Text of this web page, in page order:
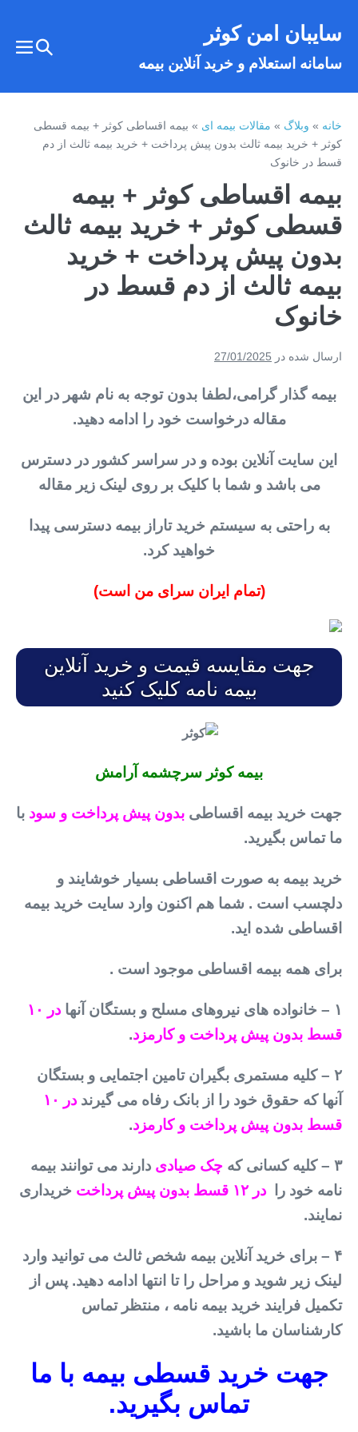
سایبان امن کوثر
سامانه استعلام و خرید آنلاین بیمه
تغییر
خانه»وبلاگ»مقالات بیمه ای»بیمه اقساطی کوثر + بیمه قسطی
کوثر + خرید بیمه ثالث بدون پیش پرداخت + خرید بیمه ثالث از دم
قسط در خانوک
بیمه اقساطی کوثر + بیمه
قسطی کوثر + خرید بیمه ثالث
بدون پیش پرداخت + خرید
بیمه ثالث از دم قسط در
خانوک
ارسال شده در 27/01/2025
بیمه گذار گرامی،لطفا بدون توجه به نام شهر در این
مقاله درخواست خود را ادامه دهید.
این سایت آنلاین بوده و در سراسر کشور در دسترس
می باشد و شما با کلیک بر روی لینک زیر مقاله
به راحتی به سیستم خرید تاراز بیمه دسترسی پیدا
خواهید کرد.
(تمام ایران سرای من است)
جهت مقایسه قیمت و خرید آنلاین
بیمه نامه کلیک کنید
بیمه کوثر سرچشمه آرامش
جهت خرید بیمه اقساطی بدون پیش پرداخت و سودبا
ما تماس بگیرید.
خرید بیمه به صورت اقساطی بسیار خوشایند و
دلچسب است . شما هم اکنون وارد سایت خرید بیمه
اقساطی شده اید.
برای همه بیمه اقساطی موجود است .
۱ – خانواده های نیروهای مسلح و بستگان آنها
در ۱۰
قسط بدون پیش پرداخت و کارمزد.
۲ – کلیه مستمری بگیران تامین اجتمایی و بستگان
آنها که حقوق خود را از بانک رفاه می گیرند
در ۱۰
قسط بدون پیش پرداخت و کارمزد.
۳ – کلیه کسانی که چک صیادیدارند می توانند بیمه
نامه خود را
در ۱۲ قسط بدون پیش پرداخت
خریداری
نمایند.
۴ – برای خرید آنلاین بیمه شخص ثالث می توانید وارد
لینک زیر شوید و مراحل را تا انتها ادامه دهید. پس از
تکمیل فرایند خرید بیمه نامه ، منتظر تماس
کارشناسان ما باشید.
جهت خرید قسطی بیمه با ما
تماس بگیرید.